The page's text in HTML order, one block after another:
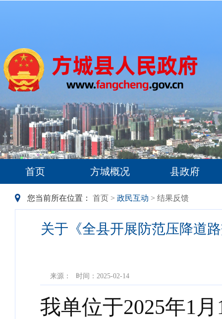
首页 方城概况 县政府
您当前所在位置： 首页 > 政民互动 > 结果反馈
关于《全县开展防范压降道
来源： 时间：2025-02-14
我单位于2025年1